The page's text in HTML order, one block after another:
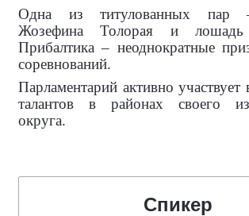
Одна из титулованных пар
Жозефина Толорая и
Прибалтика – неоднократные
соревнований.
Парламентарий активно участвует
талантов в районах своего
округа.
Спикер